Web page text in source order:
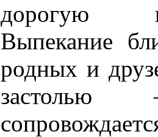
дорогую
Выпекание
родных и